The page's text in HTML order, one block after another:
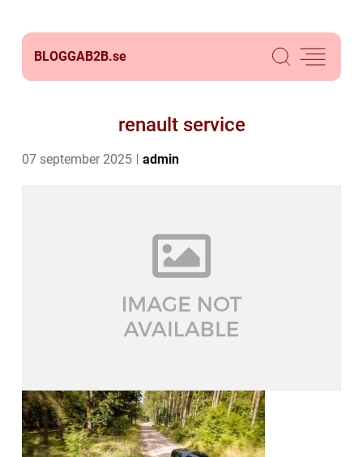
BLOGGAB2B.se
renault service
07 september 2025 admin